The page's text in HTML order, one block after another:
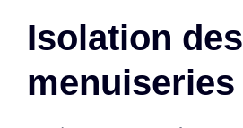
Isolation des
menuiseries